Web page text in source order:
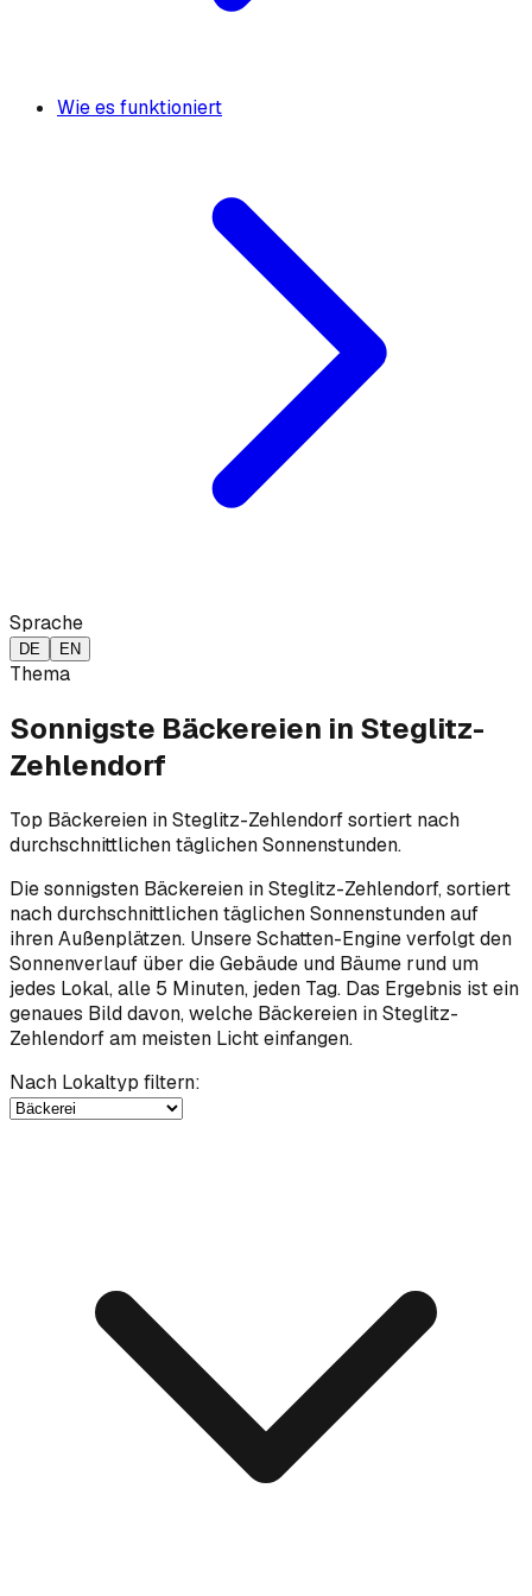
Wie es funktioniert
Sprache
DE EN
Thema
Sonnigste Bäckereien in Steglitz-
Zehlendorf
Top Bäckereien in Steglitz-Zehlendorf sortiert nach
durchschnittlichen täglichen Sonnenstunden.
Die sonnigsten Bäckereien in Steglitz-Zehlendorf, sortiert
nach durchschnittlichen täglichen Sonnenstunden auf
ihren Außenplätzen. Unsere Schatten-Engine verfolgt den
Sonnenverlauf über die Gebäude und Bäume rund um
jedes Lokal, alle 5 Minuten, jeden Tag. Das Ergebnis ist ein
genaues Bild davon, welche Bäckereien in Steglitz-
Zehlendorf am meisten Licht einfangen.
Nach Lokaltyp filtern: